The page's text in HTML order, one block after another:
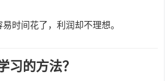
时间花了，利润却不理想。
习的方法？